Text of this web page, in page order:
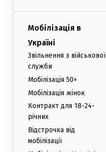
Мобілізація в
Україні
Звільнення з військової
служби
Мобілізація 50+
Мобілізація жінок
Контракт для 18-24-
річних
Відстрочка від
мобілізації